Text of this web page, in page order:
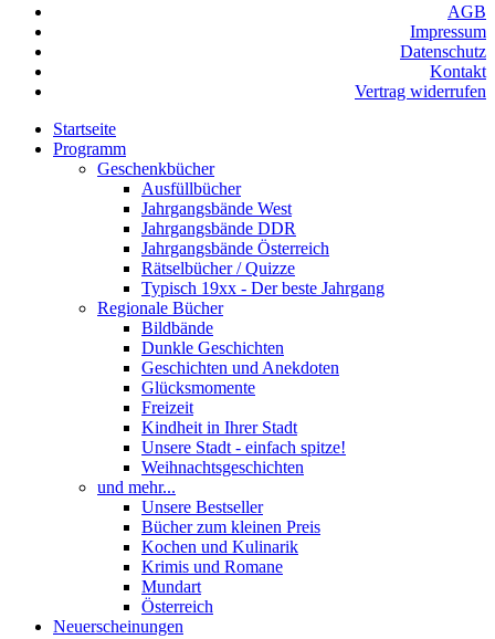
AGB
Impressum
Datenschutz
Kontakt
Vertrag widerrufen
Startseite
Programm
Geschenkbücher
Ausfüllbücher
Jahrgangsbände West
Jahrgangsbände DDR
Jahrgangsbände Österreich
Rätselbücher / Quizze
Typisch 19xx - Der beste Jahrgang
Regionale Bücher
Bildbände
Dunkle Geschichten
Geschichten und Anekdoten
Glücksmomente
Freizeit
Kindheit in Ihrer Stadt
Unsere Stadt - einfach spitze!
Weihnachtsgeschichten
und mehr...
Unsere Bestseller
Bücher zum kleinen Preis
Kochen und Kulinarik
Krimis und Romane
Mundart
Österreich
Neuerscheinungen